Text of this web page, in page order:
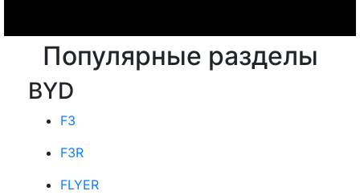
Популярные разделы
BYD
F3
F3R
FLYER